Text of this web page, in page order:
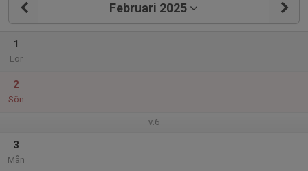
Februari 2025
1
Lör
2
Sön
v.6
3
Mån